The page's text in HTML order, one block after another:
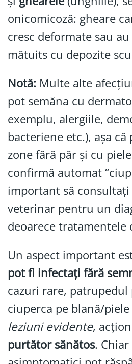
onicomicoză: gheare
cresc deformate sau
mătuits cu depozite
Notă: Multe alte
pot semăna cu
exemplu, alergiile,
bacteriene etc.), așa
zone fără păr și cu
confirmă automat
important să
veterinar pentru un
deoarece tratamentele
Un aspect important
pot fi infectați fără
cazuri rare,
ciuperca pe blană/piele
leziuni evidente,
purtător sănătos.